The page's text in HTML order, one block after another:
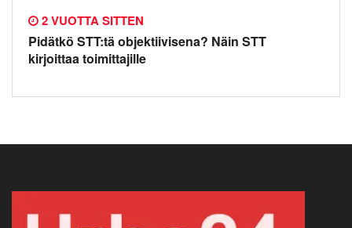
Pidätkö STT:tä objektiivisena? Näin STT
kirjoittaa toimittajille
2 VUOTTA SITTEN